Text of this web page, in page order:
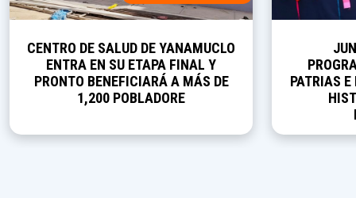
CENTRO DE SALUD DE YANAMUCLO
ENTRA EN SU ETAPA FINAL Y
PRONTO BENEFICIARÁ A MÁS DE
1,200 POBLADORE
PATRIAS